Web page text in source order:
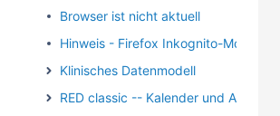
Browser ist nicht aktuell
Hinweis - Firefox Inkognito-Modus
Klinisches Datenmodell
RED classic -- Kalender und Aufgaben